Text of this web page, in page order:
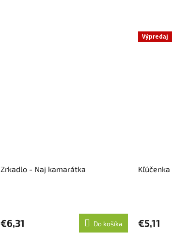
Zrkadlo - Naj kamarátka
€6,31 Do košíka
Výpredaj
€5,11